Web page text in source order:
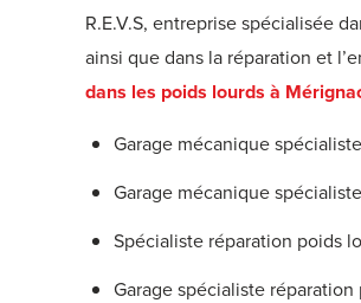
R.E.V.S, entreprise spécialisée
ainsi que dans la réparation et
dans les poids lourds à
Garage mécanique
Garage mécanique
Spécialiste réparation poids
Garage spécialiste